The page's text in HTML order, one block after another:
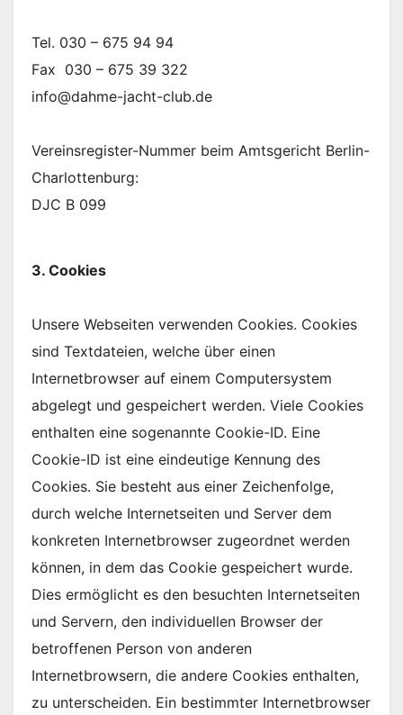
Tel. 030 – 675 94 94
Fax 030 – 675 39 322
info@dahme-jacht-club.de
Vereinsregister-Nummer beim Amtsgericht Berlin-
Charlottenburg:
DJC B 099
3. Cookies
Unsere Webseiten verwenden Cookies. Cookies
sind Textdateien, welche über einen
Internetbrowser auf einem Computersystem
abgelegt und gespeichert werden. Viele Cookies
enthalten eine sogenannte Cookie-ID. Eine
Cookie-ID ist eine eindeutige Kennung des
Cookies. Sie besteht aus einer Zeichenfolge,
durch welche Internetseiten und Server dem
konkreten Internetbrowser zugeordnet werden
können, in dem das Cookie gespeichert wurde.
Dies ermöglicht es den besuchten Internetseiten
und Servern, den individuellen Browser der
betroffenen Person von anderen
Internetbrowsern, die andere Cookies enthalten,
zu unterscheiden. Ein bestimmter Internetbrowser